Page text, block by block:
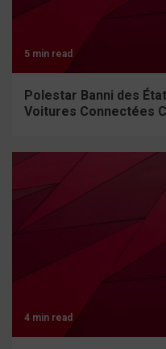
5 min read
Polestar Banni des
Voitures Connectées
4 min read